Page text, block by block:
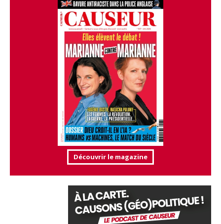
Découvrir le magazine